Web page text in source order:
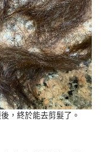
，終於能去剪髮了。